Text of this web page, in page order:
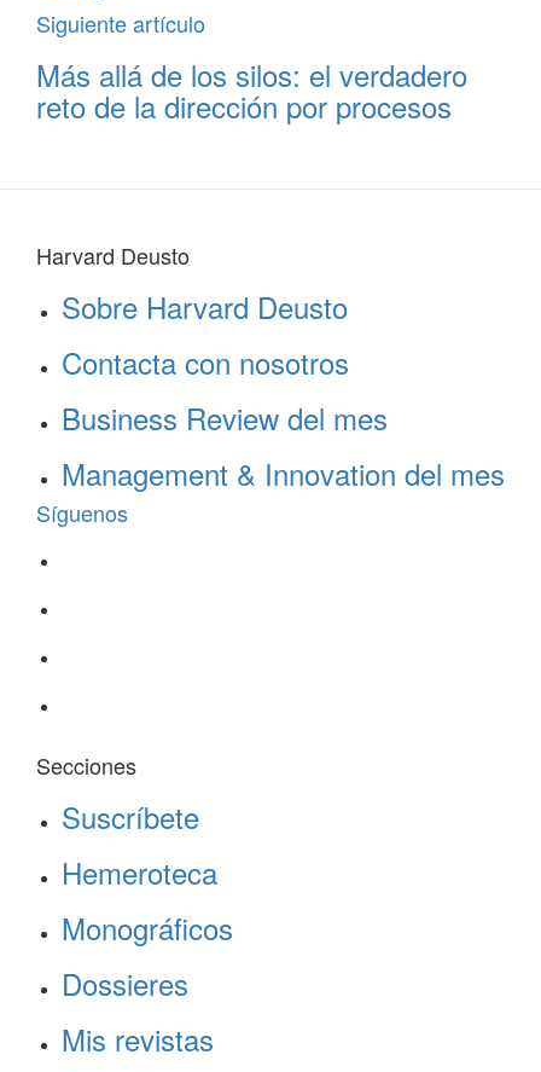
Siguiente artículo
Más allá de los silos: el verdadero
reto de la dirección por procesos
Harvard Deusto
Sobre Harvard Deusto
Contacta con nosotros
Business Review del mes
Management & Innovation del mes
Síguenos
Secciones
Suscríbete
Hemeroteca
Monográficos
Dossieres
Mis revistas